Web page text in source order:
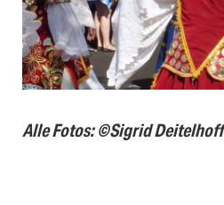
Alle Fotos: ©Sigrid Deitelhoff